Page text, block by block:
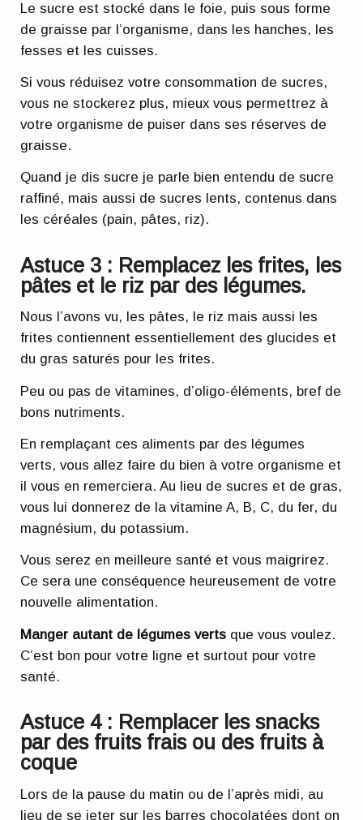
Le sucre est stocké dans le foie, puis sous forme
de graisse par l’organisme, dans les hanches, les
fesses et les cuisses.
Si vous réduisez votre consommation de sucres,
vous ne stockerez plus, mieux vous permettrez à
votre organisme de puiser dans ses réserves de
graisse.
Quand je dis sucre je parle bien entendu de sucre
raffiné, mais aussi de sucres lents, contenus dans
les céréales (pain, pâtes, riz).
Astuce 3 : Remplacez les frites, les
pâtes et le riz par des légumes.
Nous l’avons vu, les pâtes, le riz mais aussi les
frites contiennent essentiellement des glucides et
du gras saturés pour les frites.
Peu ou pas de vitamines, d’oligo-éléments, bref de
bons nutriments.
En remplaçant ces aliments par des légumes
verts, vous allez faire du bien à votre organisme et
il vous en remerciera. Au lieu de sucres et de gras,
vous lui donnerez de la vitamine A, B, C, du fer, du
magnésium, du potassium.
Vous serez en meilleure santé et vous maigrirez.
Ce sera une conséquence heureusement de votre
nouvelle alimentation.
Manger autant de légumes verts que vous voulez.
C’est bon pour votre ligne et surtout pour votre
santé.
Astuce 4 : Remplacer les snacks
par des fruits frais ou des fruits à
coque
Lors de la pause du matin ou de l’après midi, au
lieu de se jeter sur les barres chocolatées dont on